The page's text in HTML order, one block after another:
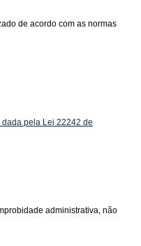
de acordo com as normas
pela Lei 22242 de
administrativa, não